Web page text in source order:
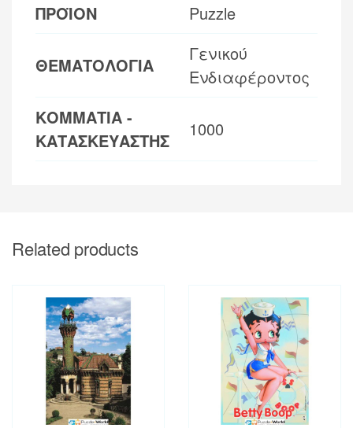
ΠΡΟΪΟΝ Puzzle
ΘΕΜΑΤΟΛΟΓΙΑ
Γενικού
Ενδιαφέροντος
ΚΟΜΜΑΤΙΑ -
ΚΑΤΑΣΚΕΥΑΣΤΗΣ
1000
Related products